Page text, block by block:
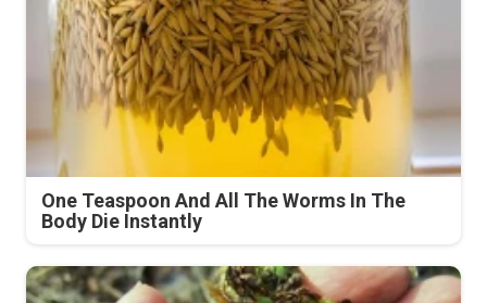
One Teaspoon And All The Worms In The
Body Die Instantly